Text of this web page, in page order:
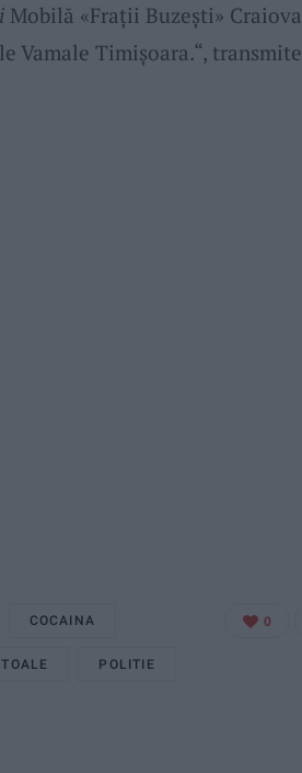
Mobilă «Frații Buzești»
Vamale Timișoara.“, transmite
COCAINA
POLITIE
0